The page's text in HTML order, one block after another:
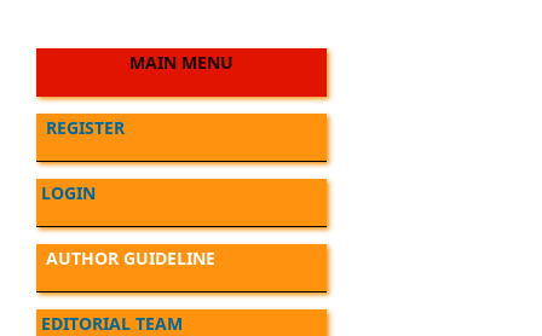
MAIN MENU
REGISTER
LOGIN
AUTHOR GUIDELINE
EDITORIAL TEAM